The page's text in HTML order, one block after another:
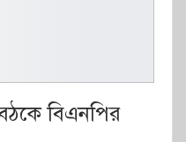
বিএনপির